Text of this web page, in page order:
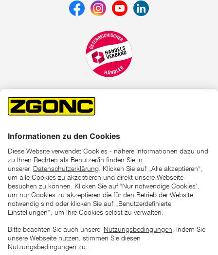
Tagen vor Beginn dieser Aktion verlangte Preis
unter den UVP Preisen auf dieser Website sind die
Copyright © 2026 ZGONC. Alle Rechte vorbehalten.
AGB Datenschutz Impressum Barrierefreiheitserklärung